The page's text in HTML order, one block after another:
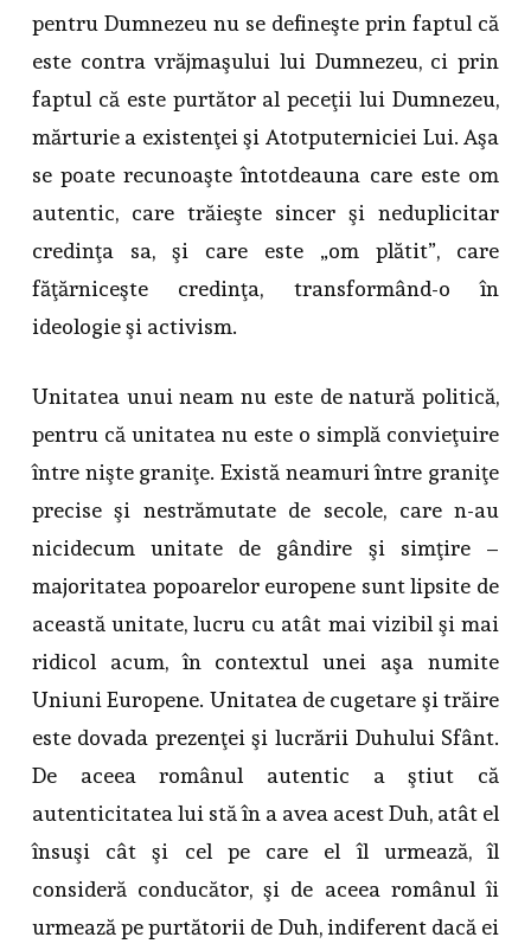
pentru Dumnezeu nu se defineşte prin faptul că
este contra vrăjmaşului lui Dumnezeu, ci prin
faptul că este purtător al peceţii lui Dumnezeu,
mărturie a existenţei şi Atotputerniciei Lui. Aşa
se poate recunoaşte întotdeauna care este om
autentic, care trăieşte sincer şi neduplicitar
credinţa sa, şi care este „om plătit”, care
făţărniceşte credinţa, transformând-o în
ideologie şi activism.
Unitatea unui neam nu este de natură politică,
pentru că unitatea nu este o simplă convieţuire
între nişte graniţe. Există neamuri între graniţe
precise şi nestrămutate de secole, care n-au
nicidecum unitate de gândire şi simţire –
majoritatea popoarelor europene sunt lipsite de
această unitate, lucru cu atât mai vizibil şi mai
ridicol acum, în contextul unei aşa numite
Uniuni Europene. Unitatea de cugetare şi trăire
este dovada prezenţei şi lucrării Duhului Sfânt.
De aceea românul autentic a ştiut că
autenticitatea lui stă în a avea acest Duh, atât el
însuşi cât şi cel pe care el îl urmează, îl
consideră conducător, şi de aceea românul îi
urmează pe purtătorii de Duh, indiferent dacă ei